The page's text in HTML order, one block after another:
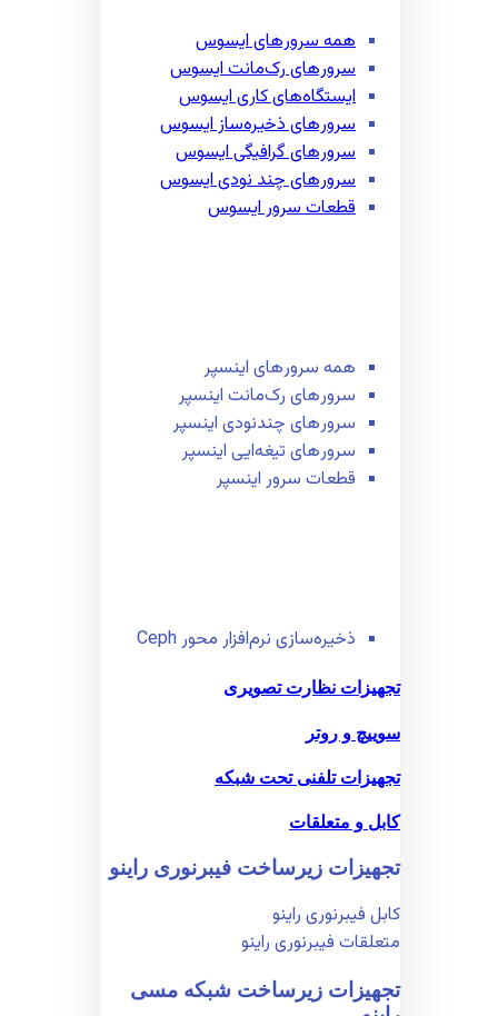
همه سرور‌های ایسوس
سرور‌های رک‌مانت ایسوس
ایستگاه‌های کاری ایسوس
سرور‌های ذخیره‌ساز ایسوس
سرور‌های گرافیگی ایسوس
سرور‌های چند نودی ایسوس
قطعات سرور ایسوس
همه سرور‌های اینسپر
سرور‌های رک‌مانت اینسپر
سرور‌های چند‌نودی اینسپر
سرور‌های تیغه‌ایی اینسپر
قطعات سرور اینسپر
ذخیره‌سازی نرم‌افزار محور Ceph
تجهیزات نظارت تصویری
سوییچ و روتر
تجهیزات تلفنی تحت شبکه
کابل و متعلقات
تجهیزات زیر‌ساخت فیبر‌نوری راینو
کابل فیبر‌نوری راینو
متعلقات فیبر‌نوری راینو
تجهیزات زیر‌ساخت شبکه مسی